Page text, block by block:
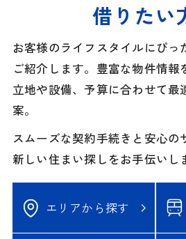
借りたい
お客様のライフスタイルにぴっ
ご紹介します。豊富な物件情報
立地や設備、予算に合わせて最
案。
スムーズな契約手続きと安心の
新しい住まい探しをお手伝いし
エリアから探す